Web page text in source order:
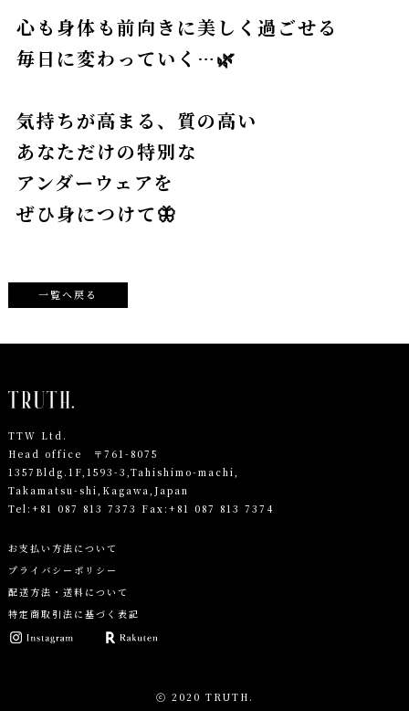
心も身体も前向きに美しく過ごせる
毎日に変わっていく…🌿
気持ちが高まる、質の高い
あなただけの特別な
アンダーウェアを
ぜひ身につけて🦋
一覧へ戻る
TTW Ltd.
Head office 〒761-8075
1357Bldg.1F,1593-3,Tahishimo-machi,
Takamatsu-shi,Kagawa,Japan
Tel: +81 087 813 7373 Fax:+81 087 813 7374
お支払い方法について
プライバシーポリシー
配送方法・送料について
特定商取引法に基づく表記
ⓒ 2020 TRUTH.